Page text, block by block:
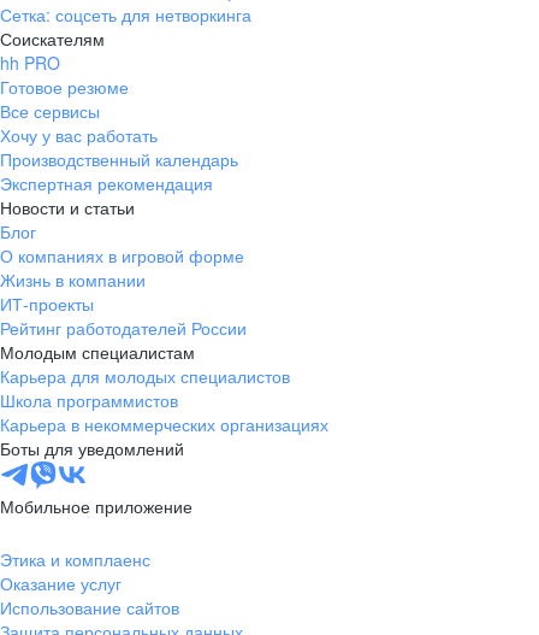
Сетка: соцсеть для нетворкинга
Соискателям
hh PRO
Готовое резюме
Все сервисы
Хочу у вас работать
Производственный календарь
Экспертная рекомендация
Новости и статьи
Блог
О компаниях в игровой форме
Жизнь в компании
ИТ-проекты
Рейтинг работодателей России
Молодым специалистам
Карьера для молодых специалистов
Школа программистов
Карьера в некоммерческих организациях
Боты для уведомлений
Мобильное приложение
Этика и комплаенс
Оказание услуг
Использование сайтов